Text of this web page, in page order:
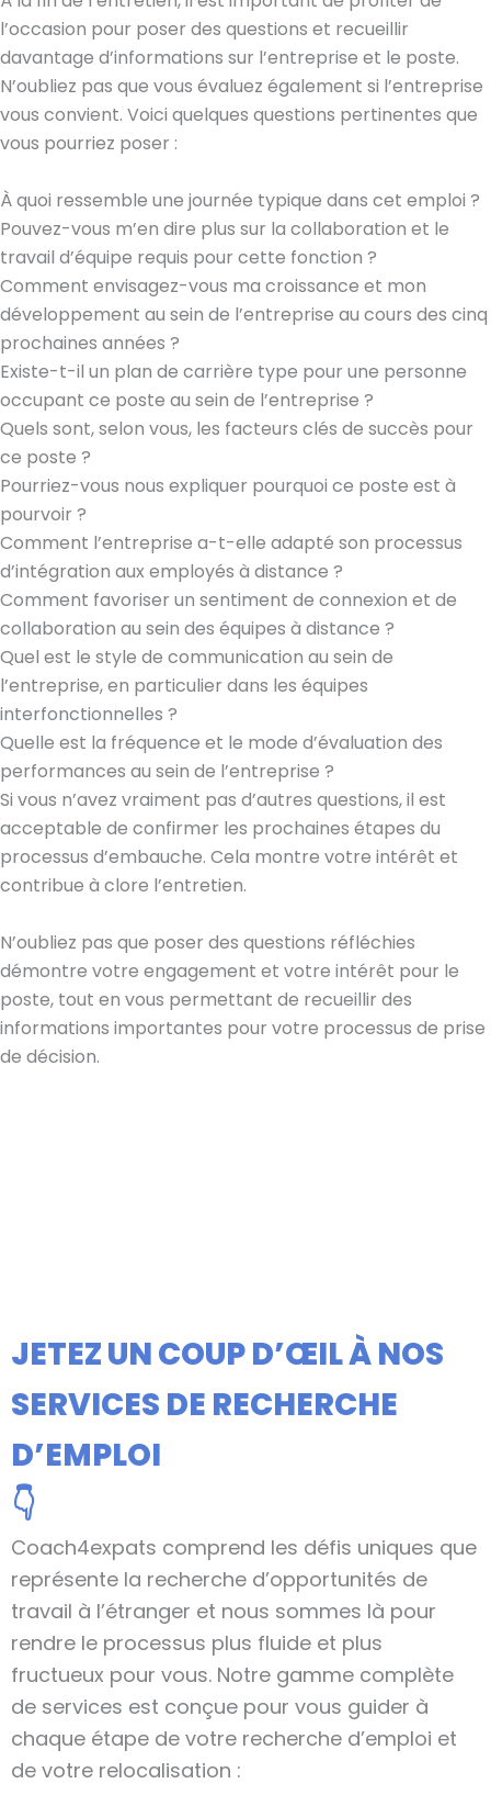
l’occasion pour poser des questions et recueillir
davantage d’informations sur l’entreprise et le poste.
N’oubliez pas que vous évaluez également si l’entreprise
vous convient. Voici quelques questions pertinentes que
vous pourriez poser :
À quoi ressemble une journée typique dans cet emploi ?
Pouvez-vous m’en dire plus sur la collaboration et le
travail d’équipe requis pour cette fonction ?
Comment envisagez-vous ma croissance et mon
développement au sein de l’entreprise au cours des cinq
prochaines années ?
Existe-t-il un plan de carrière type pour une personne
occupant ce poste au sein de l’entreprise ?
Quels sont, selon vous, les facteurs clés de succès pour
ce poste ?
Pourriez-vous nous expliquer pourquoi ce poste est à
pourvoir ?
Comment l’entreprise a-t-elle adapté son processus
d’intégration aux employés à distance ?
Comment favoriser un sentiment de connexion et de
collaboration au sein des équipes à distance ?
Quel est le style de communication au sein de
l’entreprise, en particulier dans les équipes
interfonctionnelles ?
Quelle est la fréquence et le mode d’évaluation des
performances au sein de l’entreprise ?
Si vous n’avez vraiment pas d’autres questions, il est
acceptable de confirmer les prochaines étapes du
processus d’embauche. Cela montre votre intérêt et
contribue à clore l’entretien.
N’oubliez pas que poser des questions réfléchies
démontre votre engagement et votre intérêt pour le
poste, tout en vous permettant de recueillir des
informations importantes pour votre processus de prise
de décision.
JETEZ UN COUP D’ŒIL À NOS
SERVICES DE RECHERCHE
D’EMPLOI
👇
Coach4expats comprend les défis uniques que
représente la recherche d’opportunités de
travail à l’étranger et nous sommes là pour
rendre le processus plus fluide et plus
fructueux pour vous. Notre gamme complète
de services est conçue pour vous guider à
chaque étape de votre recherche d’emploi et
de votre relocalisation :